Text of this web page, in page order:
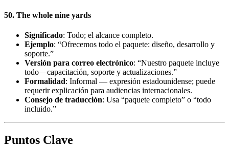
50. The whole nine yards
Significado: Todo; el alcance completo.
Ejemplo: “Ofrecemos todo el paquete: diseño, desarrollo y
soporte.”
Versión para correo electrónico: “Nuestro paquete incluye
todo—capacitación, soporte y actualizaciones.”
Formalidad: Informal — expresión estadounidense; puede
requerir explicación para audiencias internacionales.
Consejo de traducción: Usa “paquete completo” o “todo
incluido.”
Puntos Clave